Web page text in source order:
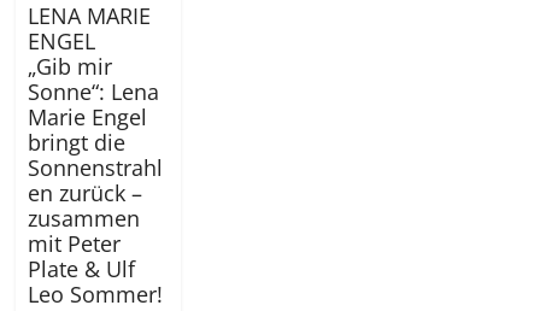
LENA MARIE
ENGEL
„Gib mir
Sonne“: Lena
Marie Engel
bringt die
Sonnenstrahl
en zurück –
zusammen
mit Peter
Plate & Ulf
Leo Sommer!